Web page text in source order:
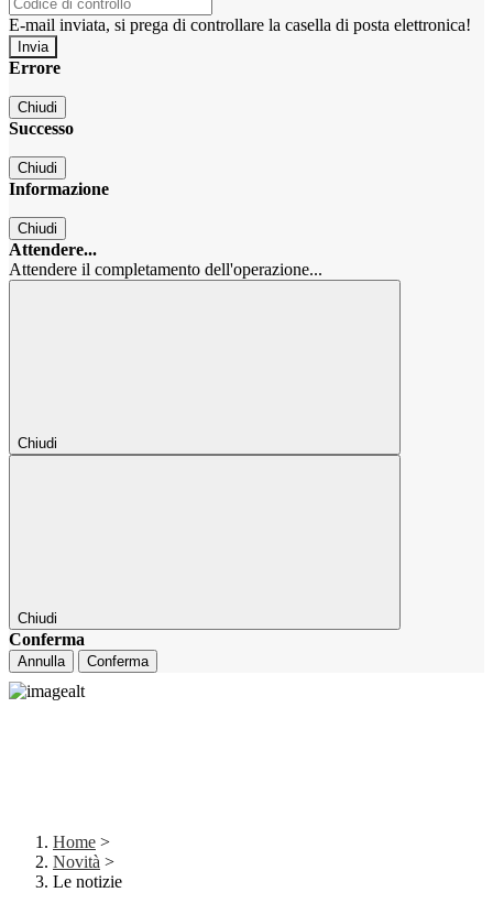
E-mail inviata, si prega di controllare la casella di posta elettronica!
Errore
Chiudi
Successo
Chiudi
Informazione
Chiudi
Attendere...
Attendere il completamento dell'operazione...
Chiudi
Chiudi
Conferma
Annulla Conferma
Home >
Novità >
Le notizie